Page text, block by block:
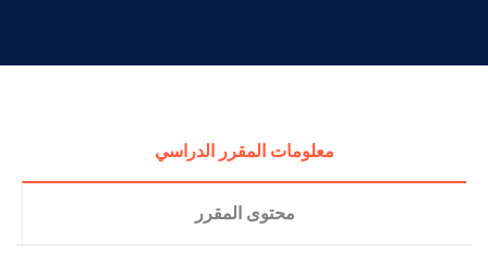
معلومات المقرر الدراسي
محتوى المقرر